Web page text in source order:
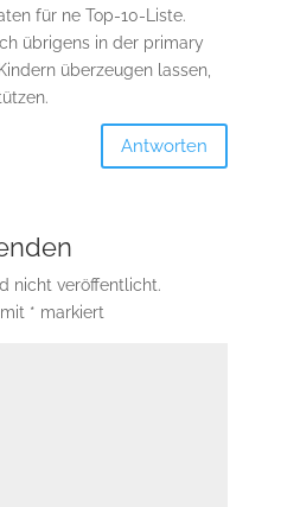
für ne Top-10-Liste.
übrigens in der primary
überzeugen lassen,
Antworten
nicht veröffentlicht.
* markiert